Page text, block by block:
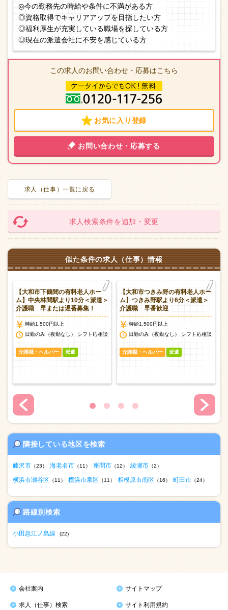
◎今の勤務先の時給や条件に不満がある方
◎資格取得でキャリアアップを目指したい方
◎福利厚生が充実している職場を探している方
◎現在の派遣会社に不安を感じている方
この求人のお問い合わせ・応募はこちら
お気に入り登録
お問い合わせ・応募する
求人（仕事）一覧に戻る
求人検索条件を追加・変更
似た条件の求人（仕事）情報
【大和市下鶴間の有料老人ホー
ム】中央林間駅より10分＜派遣＞
介護職 早または遅番募集！
時給1,500円以上
日勤のみ（夜勤なし） シフト応相談
介護職・ヘルパー 派遣
【大和市つきみ野の有料老人ホー
ム】つきみ野駅より6分＜派遣＞
介護職 早番歓迎
時給1,500円以上
日勤のみ（夜勤なし） シフト応相談
介護職・ヘルパー 派遣
隣接している地区を検索
藤沢市 （23） 海老名市 （11） 座間市 （12） 綾瀬市 （2）
横浜市瀬谷区 （11） 横浜市泉区 （11） 相模原市南区 （16） 町田市 （24）
路線別検索
小田急江ノ島線 (22)
会社案内 サイトマップ
求人（仕事）検索 サイト利用規約